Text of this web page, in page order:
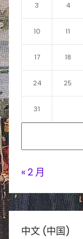
3 4
10 11
17 18
24 25
31
« 2 月
中文 (中国)